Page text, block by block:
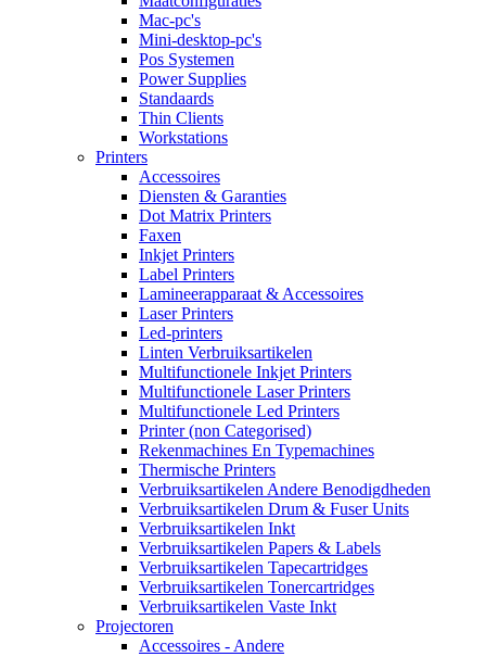
Mac-pc's
Mini-desktop-pc's
Pos Systemen
Power Supplies
Standaards
Thin Clients
Workstations
Printers
Accessoires
Diensten & Garanties
Dot Matrix Printers
Faxen
Inkjet Printers
Label Printers
Lamineerapparaat & Accessoires
Laser Printers
Led-printers
Linten Verbruiksartikelen
Multifunctionele Inkjet Printers
Multifunctionele Laser Printers
Multifunctionele Led Printers
Printer (non Categorised)
Rekenmachines En Typemachines
Thermische Printers
Verbruiksartikelen Andere Benodigdheden
Verbruiksartikelen Drum & Fuser Units
Verbruiksartikelen Inkt
Verbruiksartikelen Papers & Labels
Verbruiksartikelen Tapecartridges
Verbruiksartikelen Tonercartridges
Verbruiksartikelen Vaste Inkt
Projectoren
Accessoires - Andere